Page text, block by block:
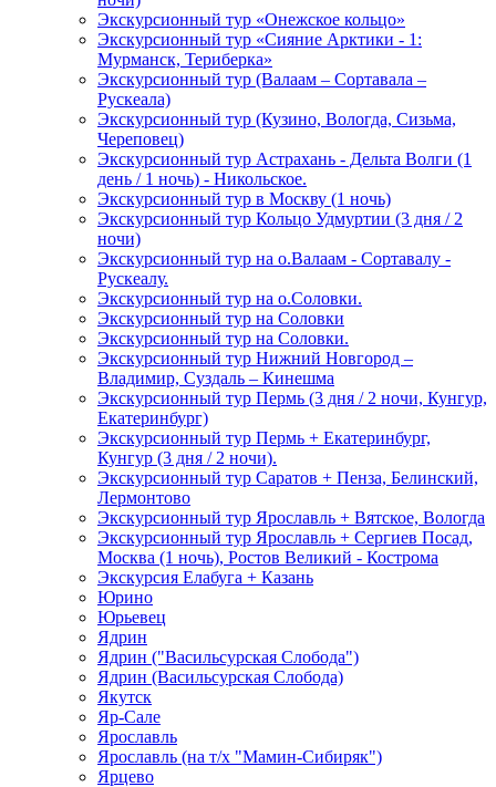
Экскурсионный тур «Онежское кольцо»
Экскурсионный тур «Сияние Арктики - 1:
Мурманск, Териберка»
Экскурсионный тур (Валаам – Сортавала –
Рускеала)
Экскурсионный тур (Кузино, Вологда, Сизьма,
Череповец)
Экскурсионный тур Астрахань - Дельта Волги (1
день / 1 ночь) - Никольское.
Экскурсионный тур в Москву (1 ночь)
Экскурсионный тур Кольцо Удмуртии (3 дня / 2
ночи)
Экскурсионный тур на о.Валаам - Сортавалу -
Рускеалу.
Экскурсионный тур на о.Соловки.
Экскурсионный тур на Соловки
Экскурсионный тур на Соловки.
Экскурсионный тур Нижний Новгород –
Владимир, Суздаль – Кинешма
Экскурсионный тур Пермь (3 дня / 2 ночи, Кунгур,
Екатеринбург)
Экскурсионный тур Пермь + Екатеринбург,
Кунгур (3 дня / 2 ночи).
Экскурсионный тур Саратов + Пенза, Белинский,
Лермонтово
Экскурсионный тур Ярославль + Вятское, Вологда
Экскурсионный тур Ярославль + Сергиев Посад,
Москва (1 ночь), Ростов Великий - Кострома
Экскурсия Елабуга + Казань
Юрино
Юрьевец
Ядрин
Ядрин ("Васильсурская Слобода")
Ядрин (Васильсурская Слобода)
Якутск
Яр-Сале
Ярославль
Ярославль (на т/х "Мамин-Сибиряк")
Ярцево